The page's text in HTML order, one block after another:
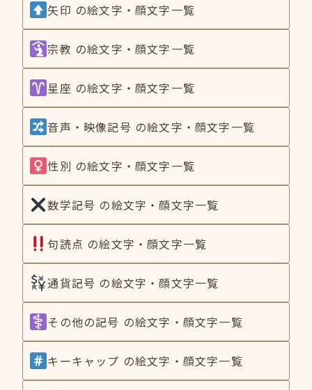
矢印 の絵文字・顔文字一覧
宗教 の絵文字・顔文字一覧
星座 の絵文字・顔文字一覧
音声・映像記号 の絵文字・顔文字一覧
性別 の絵文字・顔文字一覧
数学記号 の絵文字・顔文字一覧
句読点 の絵文字・顔文字一覧
通貨記号 の絵文字・顔文字一覧
その他の記号 の絵文字・顔文字一覧
キーキャップ の絵文字・顔文字一覧